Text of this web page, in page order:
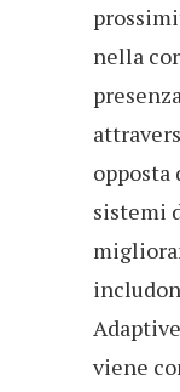
nella
opposta
sistemi
viene